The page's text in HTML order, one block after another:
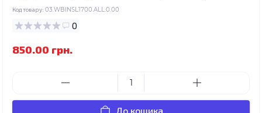
Код товару: 03.WBINSL1700.ALL.0.00
0
850.00 грн.
До кошика